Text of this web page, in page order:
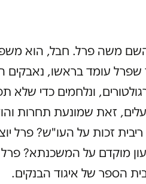
השם משה פרל. חבל, הוא
שפרל עומד בראשו, נאבקים
ונלחמים כדי שלא
זאת שמונעת תחרות
זכות על העו"ש? פרל
מוקדם על המשכנתא?
הספר של איגוד הבנקים.